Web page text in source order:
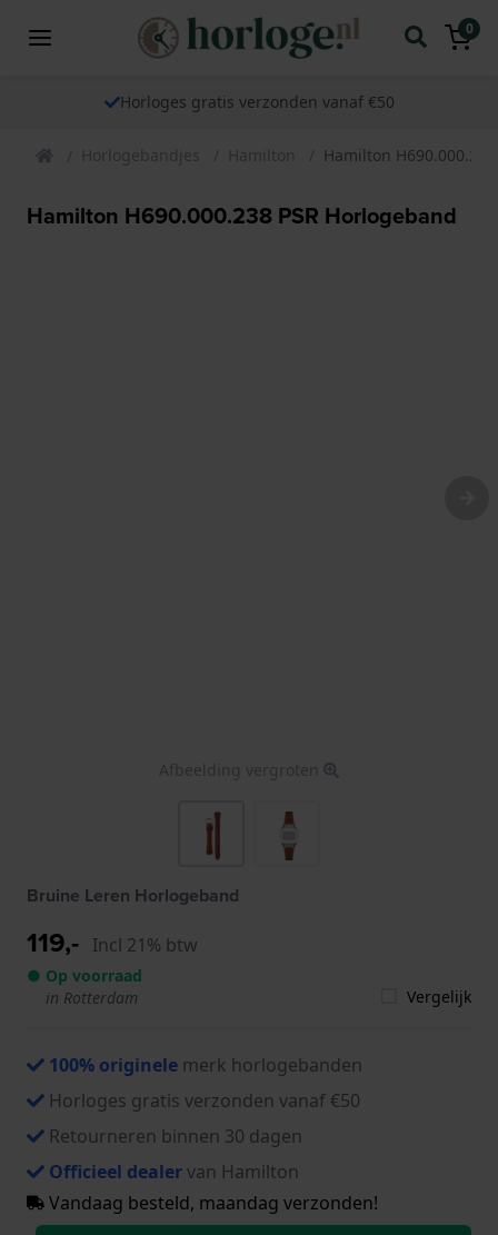
0
Horloges gratis verzonden vanaf €50
Horlogebandjes Hamilton Hamilton
Hamilton H690.000.238 PSR Horlogeband
Afbeelding vergroten
Bruine Leren Horlogeband
119,- Incl 21% btw
● Op voorraad
in Rotterdam
Vergelijk
100% originele merk horlogebanden
Horloges gratis verzonden vanaf €50
Retourneren binnen 30 dagen
Officieel dealervan Hamilton
Vandaag besteld, maandag verzonden!